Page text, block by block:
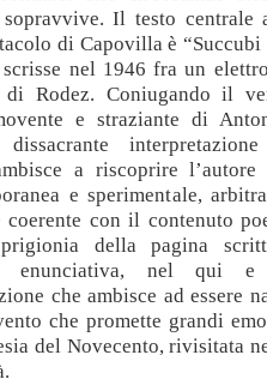
Il testo centrale
di Capovilla è “Succubi
nel 1946 fra un
di Rodez. Coniugando il
e straziante di
a riscoprire
e sperimentale,
coerente con il contenuto
della pagina
enunciativa, nel qui
che ambisce ad essere
che promette grandi
del Novecento, rivisitata